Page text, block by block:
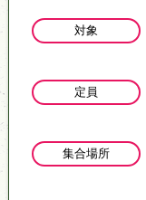
対象
定員
集合場所